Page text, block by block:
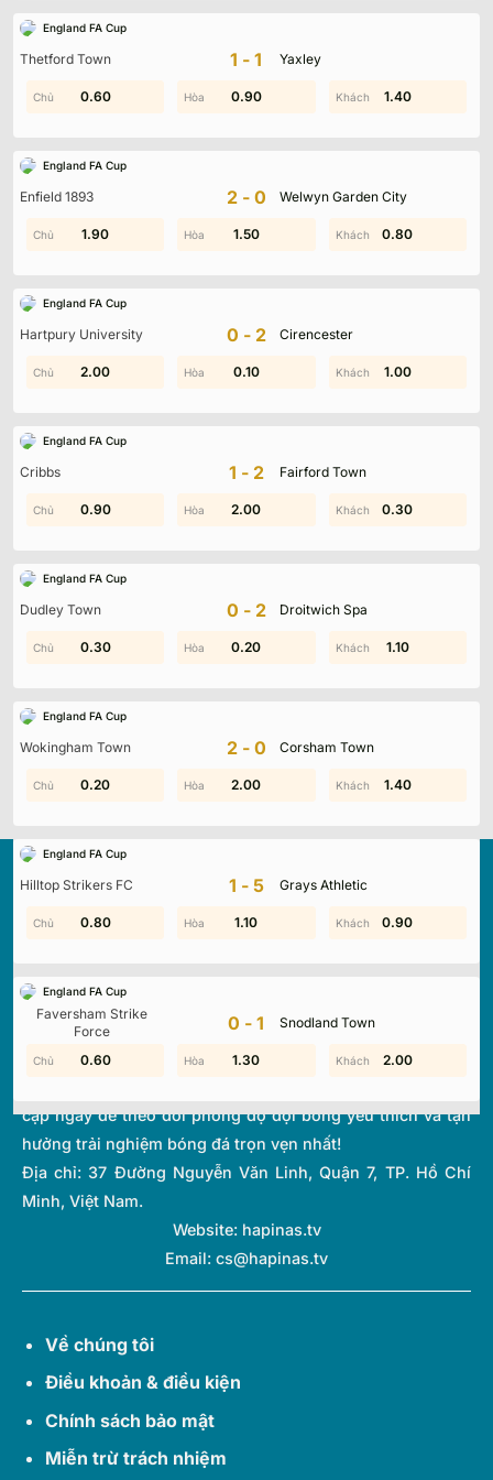
England FA Cup
Thetford Town 1-1 Yaxley
1.70 1.80 0.40
0.60 0.90 1.40
England FA Cup
Enfield 1893 2-0 Welwyn Garden City
1.60 0.60 0.40
1.90 1.50 0.80
England FA Cup
Hartpury University 0-2 Cirencester
1.20 2.00 1.20
2.00 0.10 1.00
England FA Cup
Cribbs 1-2 Fairford Town
0.30 2.00 1.70
0.90 2.00 0.30
England FA Cup
Dudley Town 0-2 Droitwich Spa
0.20 0.10 1.00
0.30 0.20 1.10
England FA Cup
Wokingham Town 2-0 Corsham Town
0.40 0.10 0.50
0.20 2.00 1.40
England FA Cup
Hilltop Strikers FC 1-5 Grays Athletic
0.80 2.00 0.10
0.80 1.10 0.90
England FA Cup
Faversham Strike
Force
0-1 Snodland Town
1.70 1.90 1.10
0.60 1.30 2.00
thi đấu và bảng xếp hạng từ hơn 1.000 giải đấu toàn cầu.
Với giao diện tối ưu và tốc độ cập nhật thời gian thực
(Livescore) siêu tốc, chúng tôi giúp bạn không bỏ lỡ bất kỳ
cập ngay để theo dõi phong độ đội bóng yêu thích và tận
hưởng trải nghiệm bóng đá trọn vẹn nhất!
Địa chỉ: 37 Đường Nguyễn Văn Linh, Quận 7, TP. Hồ Chí
Minh, Việt Nam.
Website: hapinas.tv
Email: cs@hapinas.tv
Về chúng tôi
Điều khoản & điều kiện
Chính sách bảo mật
Miễn trừ trách nhiệm